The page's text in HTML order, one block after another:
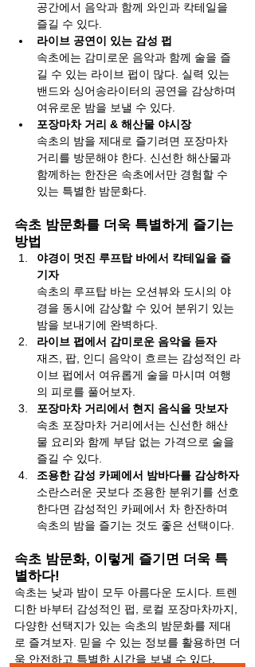
공간에서 음악과 함께 와인과 칵테일을
즐길 수 있다.
라이브 공연이 있는 감성 펍
속초에는 감미로운 음악과 함께 술을 즐
길 수 있는 라이브 펍이 많다. 실력 있는
밴드와 싱어송라이터의 공연을 감상하며
여유로운 밤을 보낼 수 있다.
포장마차 거리 & 해산물 야시장
속초의 밤을 제대로 즐기려면 포장마차
거리를 방문해야 한다. 신선한 해산물과
함께하는 한잔은 속초에서만 경험할 수
있는 특별한 밤문화다.
속초 밤문화를 더욱 특별하게 즐기는
방법
야경이 멋진 루프탑 바에서 칵테일을 즐
기자
속초의 루프탑 바는 오션뷰와 도시의 야
경을 동시에 감상할 수 있어 분위기 있는
밤을 보내기에 완벽하다.
라이브 펍에서 감미로운 음악을 듣자
재즈, 팝, 인디 음악이 흐르는 감성적인 라
이브 펍에서 여유롭게 술을 마시며 여행
의 피로를 풀어보자.
포장마차 거리에서 현지 음식을 맛보자
속초 포장마차 거리에서는 신선한 해산
물 요리와 함께 부담 없는 가격으로 술을
즐길 수 있다.
조용한 감성 카페에서 밤바다를 감상하자
소란스러운 곳보다 조용한 분위기를 선호
한다면 감성적인 카페에서 차 한잔하며
속초의 밤을 즐기는 것도 좋은 선택이다.
속초 밤문화, 이렇게 즐기면 더욱 특
별하다!
속초는 낮과 밤이 모두 아름다운 도시다. 트렌
디한 바부터 감성적인 펍, 로컬 포장마차까지,
다양한 선택지가 있는 속초의 밤문화를 제대
로 즐겨보자. 믿을 수 있는 정보를 활용하면 더
욱 안전하고 특별한 시간을 보낼 수 있다.